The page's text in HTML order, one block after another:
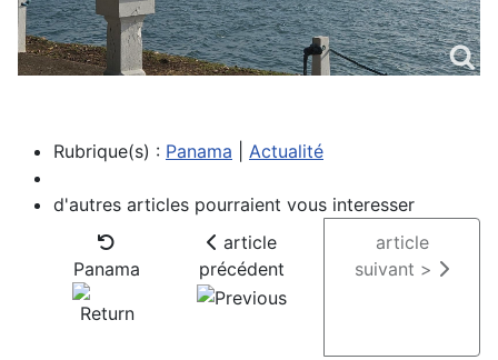
Rubrique(s) : Panama Actualité
d'autres articles pourraient vous interesser
Panama
article
précédent
article
suivant >